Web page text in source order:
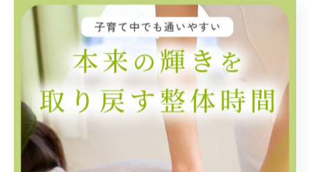
ファミリア整体院ではお客様に合わせてたセルフケアを
提案しています。セルフケアで健康的な身体を取り戻し
ましょう！！
--------------------------------------------------------------------
ファミリア整体院
神奈川県川崎市宮前区菅生５丁目２−３３−１